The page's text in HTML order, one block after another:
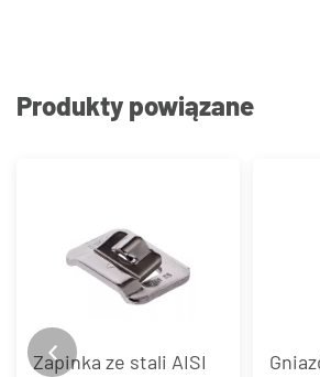
Produkty powiązane
Zapinka ze stali AISI